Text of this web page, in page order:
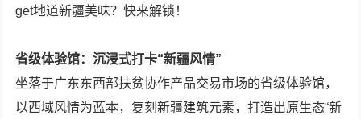
get地道新疆美味？快来解锁！
省级体验馆：沉浸式打卡“新疆风情”
坐落于广东东西部扶贫协作产品交易市场的省级体验馆，
以西域风情为蓝本，复刻新疆建筑元素，打造出原生态“新